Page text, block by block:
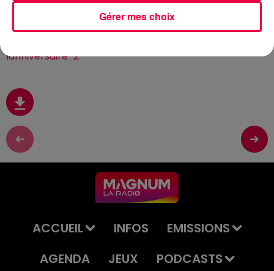
Inscrivez vos proches ici :
lanniversaire-2
ACCUEIL INFOS
EMISSIONS
AGENDA
JEUX PODCASTS
Gérer mes choix